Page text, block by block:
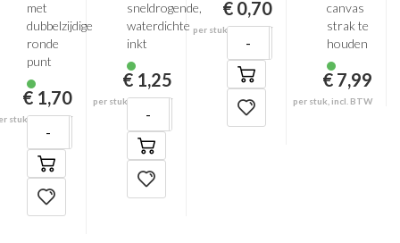
met
dubbelzijdige
ronde
punt
€ 1,70
stuk, incl. BTW
- +
sneldrogende,
waterdichte
inkt
€ 1,25
per stuk, incl. BTW
-
€ 0,70
per stuk, incl. BTW
- +
canvas
strak te
houden
€ 7,99
per stuk, incl. BTW